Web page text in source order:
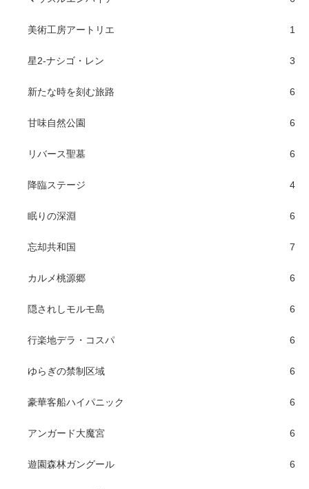
美術工房アートリエ 1
星2-ナシゴ・レン 3
新たな時を刻む旅路 6
甘味自然公園 6
リバース聖墓 6
降臨ステージ 4
眠りの深淵 6
忘却共和国 7
カルメ桃源郷 6
隠されしモルモ島 6
行楽地デラ・コスパ 6
ゆらぎの禁制区域 6
豪華客船ハイパニック 6
アンガード大魔宮 6
遊園森林ガングール 6